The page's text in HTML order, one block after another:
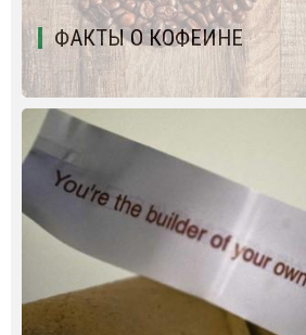
ФАКТЫ О КОФЕИНЕ